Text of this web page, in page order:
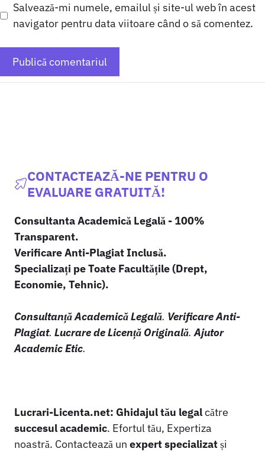
Salvează-mi numele, emailul și site-ul web în acest
navigator pentru data viitoare când o să comentez.
CONTACTEAZĂ-NE PENTRU O
EVALUARE GRATUITĂ!
Consultanta Academică Legală - 100%
Transparent.
Verificare Anti-Plagiat Inclusă.
Specializați pe Toate Facultățile (Drept,
Economie, Tehnic).
Consultanță Academică Legală. Verificare Anti-
Plagiat. Lucrare de Licență Originală.Ajutor
Academic Etic.
Lucrari-Licenta.net: Ghidajul tău legalcătre
succesul academic. Efortul tău, Expertiza
noastră. Contactează un expert specializatși